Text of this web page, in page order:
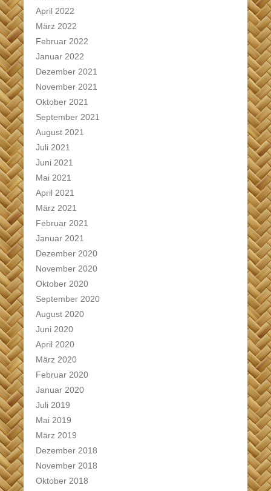
April 2022
März 2022
Februar 2022
Januar 2022
Dezember 2021
November 2021
Oktober 2021
September 2021
August 2021
Juli 2021
Juni 2021
Mai 2021
April 2021
März 2021
Februar 2021
Januar 2021
Dezember 2020
November 2020
Oktober 2020
September 2020
August 2020
Juni 2020
April 2020
März 2020
Februar 2020
Januar 2020
Juli 2019
Mai 2019
März 2019
Dezember 2018
November 2018
Oktober 2018